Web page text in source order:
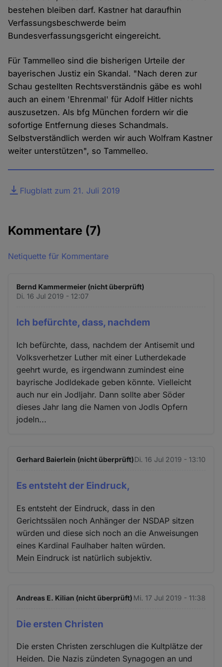
bestehen bleiben darf. Kastner hat daraufhin
Verfassungsbeschwerde beim
Bundesverfassungsgericht eingereicht.
Für Tammelleo sind die bisherigen Urteile der
bayerischen Justiz ein Skandal. "Nach deren zur
Schau gestellten Rechtsverständnis gäbe es wohl
auch an einem 'Ehrenmal' für Adolf Hitler nichts
auszusetzen. Als bfg München fordern wir die
sofortige Entfernung dieses Schandmals.
Selbstverständlich werden wir auch Wolfram Kastner
weiter unterstützen", so Tammelleo.
DateiFlugblatt zum 21. Juli 2019
Kommentare (7)
Netiquette für Kommentare
Bernd Kammermeier (nicht überprüft)
Di. 16 Jul 2019 - 12:07
Ich befürchte, dass, nachdem
Ich befürchte, dass, nachdem der Antisemit und
Volksverhetzer Luther mit einer Lutherdekade
geehrt wurde, es irgendwann zumindest eine
bayrische Jodldekade geben könnte. Vielleicht
auch nur ein Jodljahr. Dann sollte aber Söder
dieses Jahr lang die Namen von Jodls Opfern
jodeln...
Gerhard Baierlein (nicht überprüft)Di. 16 Jul 2019 - 13:10
Es entsteht der Eindruck,
Es entsteht der Eindruck, dass in den
Gerichtssälen noch Anhänger der NSDAP sitzen
würden und diese sich noch an die Anweisungen
eines Kardinal Faulhaber halten würden.
Mein Eindruck ist natürlich subjektiv.
Andreas E. Kilian (nicht überprüft) Mi. 17 Jul 2019 - 11:38
Die ersten Christen
Die ersten Christen zerschlugen die Kultplätze der
Heiden. Die Nazis zündeten Synagogen an und